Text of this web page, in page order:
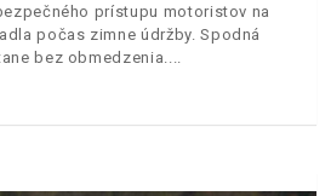
prístupu motoristov na
počas zimne údržby. Spodná
bez obmedzenia.